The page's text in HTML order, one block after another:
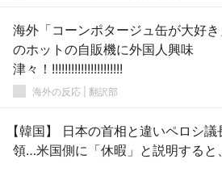
海外「コーンポタージュ缶が大好
のホットの自販機に外国人興味
津々！!!!!!!!!!!!!!!!!!!!!!!
海外の反応 | 翻訳部
【韓国】 日本の首相と違いペロシ
領…米国側に「休暇」と説明すると